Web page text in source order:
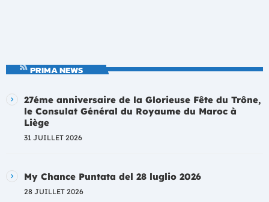
PRIMA NEWS
27éme anniversaire de la Glorieuse Fête du Trône,
le Consulat Général du Royaume du Maroc à
Liège
31 JUILLET 2026
My Chance Puntata del 28 luglio 2026
28 JUILLET 2026